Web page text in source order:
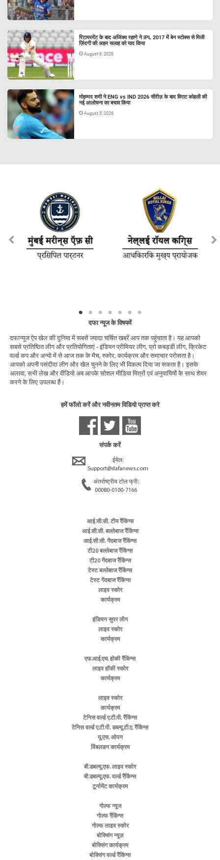
रिटायरमेंट के बाद अजिंक्य रहाणे ने IPL 2017 में बेन स्टोक्स से मिली
ज़िंदगी की अहम सलाह को याद किया
August 6, 2026
मोहम्मद शमी ने ENG vs IND 2026 सीरीज़ के बाद विराट कोहली की
नई आलोचना का बचाव किया
August 5, 2026
दफा न्यूज के विषयमें
दफान्यूज ऐप खेल की दुनिया में सबसे ज्यादा चर्चित खबरें आप तक पहुंचाता है। यह आपको
सबसे प्रतिष्ठित लीग और प्रतियोगिताएं - इंडियन प्रीमियर लीग, प्रो कबड्डी लीग, क्रिकेट
वर्ल्ड कप और अन्यो में से आज तक के मैच, स्कोर, कार्यक्रम और समाचार परोसता है।
आपको अपनी पसंदीदा लीग और खेल चुनने के लिए भी विकल्प दिया जा सकता है। इसके
अलावा, सभी लेख और वीडियो अब आपके सोशल मीडिया मित्रों एवं अनुयायियों के साथ शेयर
करने के लिए उपलब्ध हैं।
हमें फॉलो करें और नवीनतम विडियो प्राप्त करे
संपर्क करें
ईमेल:
Support@dafanews.com
अंतर्राष्ट्रीय टोल फ्री:
00080-0100-7166
आई.सी.सी. टीम रैंकिंग्स
आई.सी.सी. बल्लेबाज रैंकिंग्स
आई.सी.सी. गेंदबाज रैंकिंग्स
टी20 बल्लेबाज रैंकिंग्स
टी20 गेंदबाज रैंकिंग्स
टेस्ट बल्लेबाज रैंकिंग्स
टेस्ट गेंदबाज रैंकिंग्स
लाइव स्कोर
कार्यक्रम
इंडियन सुपर लीग
लाइव स्कोर
कार्यक्रम
एफ.आई.एच. होकी रैंकिंग्स
लाइव हॉकी स्कोर
कार्यक्रम
लाइव स्कोर
कार्यक्रम
टेनिस वर्ल्ड ए.टी.पी. रैंकिंग्स
टेनिस वर्ल्ड ए.टी.पी. डब्ल्यू.टी.ए. रैंकिंग्स
यू.एस. ओपन
विंबलडन कार्यक्रम
बी.डबल्यू.एफ. लाइव स्कोर
बी.डबल्यू.एफ. वर्ल्ड रैंकिंग्स
टूर्नामेंट कार्यक्रम
गोल्फ न्यूज
गोल्फ रैंकिंग्स
गोल्फ लाइव स्कोर
बोक्सिंग न्यूज़
बोक्सिंग कार्यक्रम
बोक्सिंग वर्ल्ड रैंकिंग्स